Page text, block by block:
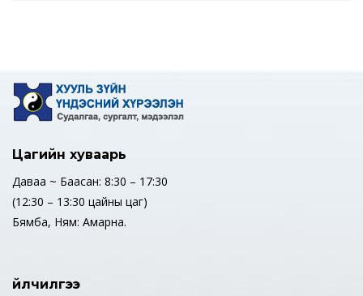
Цагийн хуваарь
Даваа ~ Баасан: 8:30 – 17:30
(12:30 – 13:30 цайны цаг)
Бямба, Ням: Амарна.
Үйлчилгээ